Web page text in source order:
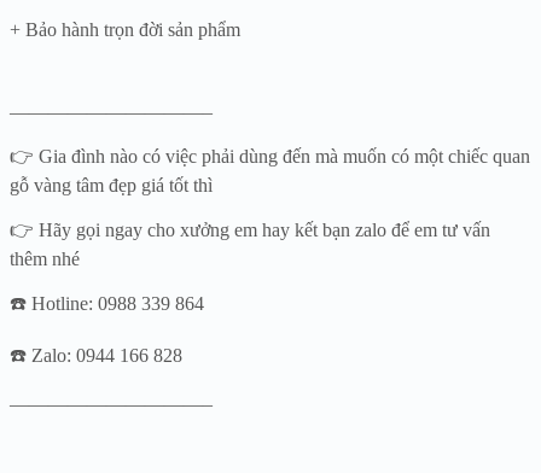
+ Bảo hành trọn đời sản phẩm
——————————–
👉 Gia đình nào có việc phải dùng đến mà muốn có một chiếc quan
gỗ vàng tâm đẹp giá tốt thì
👉 Hãy gọi ngay cho xưởng em hay kết bạn zalo để em tư vấn
thêm nhé
☎️ Hotline: 0988 339 864
☎️ Zalo: 0944 166 828
——————————–